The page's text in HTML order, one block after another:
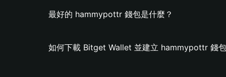
最好的 hammypottr 錢包是什麼？
如何下載 Bitget Wallet 並建立 hammypottr 錢